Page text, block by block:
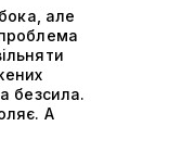
але
безсила.
А